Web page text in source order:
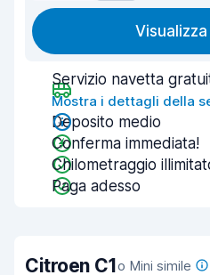
Servizio navetta
Mostra i dettagli della
Deposito medio
Conferma immediata!
Chilometraggio
Paga adesso
Citroen C1o Mini simile